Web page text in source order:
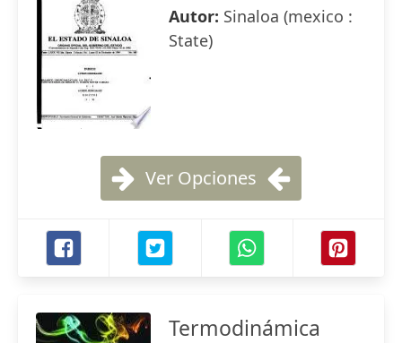
Autor: Sinaloa (mexico :
State)
Ver Opciones
Termodinámica